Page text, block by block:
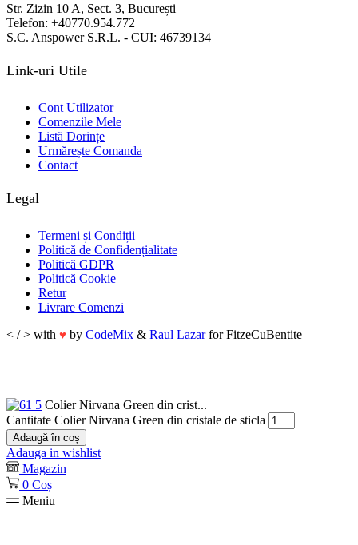
Str. Zizin 10 A, Sect. 3, București
Telefon: +40770.954.772
S.C. Anspower S.R.L. - CUI: 46739134
Link-uri Utile
Cont Utilizator
Comenzile Mele
Listă Dorințe
Urmărește Comanda
Contact
Legal
Termeni și Condiții
Politică de Confidențialitate
Politică GDPR
Politică Cookie
Retur
Livrare Comenzi
< / > with ♥ by CodeMix & Raul Lazarfor FitzeCuBentite
Colier Nirvana Green din crist...
Cantitate Colier Nirvana Green din cristale de sticla
Adaugă în coș
Adauga in wishlist
Magazin
0 Coș
Meniu